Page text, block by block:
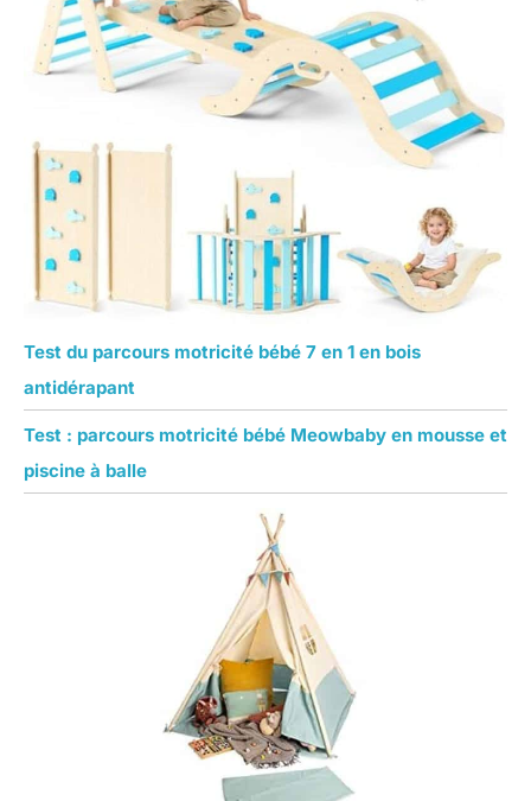
Test du parcours motricité bébé 7 en 1 en bois
antidérapant
Test : parcours motricité bébé Meowbaby en mousse et
piscine à balle